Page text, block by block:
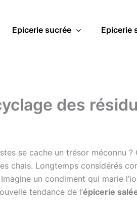
Epicerie sucrée Epicerie
des
se cache un trésor méconnu
chais. Longtemps considérés
Imagine un condiment qui marie
tendance de l’épicerie